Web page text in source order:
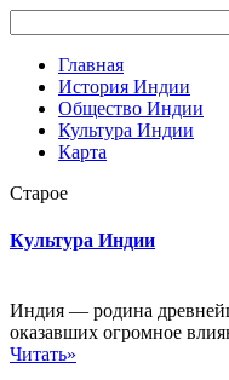
Главная
История Индии
Общество Индии
Культура Индии
Карта
Старое
Культура Индии
Индия — родина
оказавших огромное
Читать»